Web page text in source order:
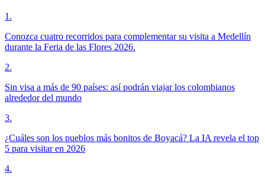
1 .
Conozca cuatro recorridos para complementar su visita a Medellín
durante la Feria de las Flores 2026.
2.
Sin visa a más de 90 países: así podrán viajar los colombianos
alrededor del mundo
3.
¿Cuáles son los pueblos más bonitos de Boyacá? La IA revela el top
5 para visitar en 2026
4.